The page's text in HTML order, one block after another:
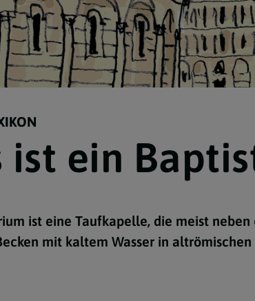
ist ein
ist eine Taufkapelle, die meist
mit kaltem Wasser in altrömischen